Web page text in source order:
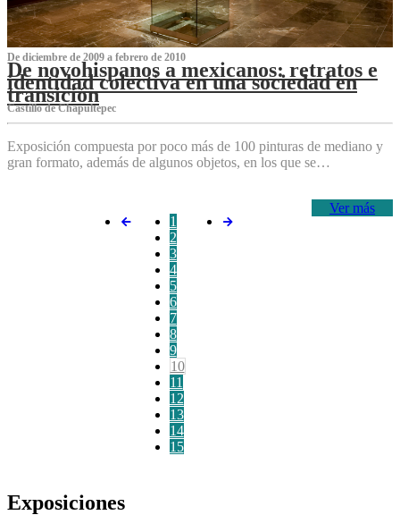
De diciembre de 2009 a febrero de 2010
De novohispanos a mexicanos: retratos e
identidad colectiva en una sociedad en
transición
Castillo de Chapultepec
Exposición compuesta por poco más de 100 pinturas de mediano y
gran formato, además de algunos objetos, en los que se…
Ver más
1
2
3
4
5
6
7
8
9
10
11
12
13
14
15
Exposiciones